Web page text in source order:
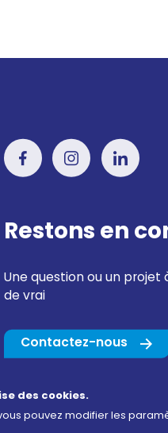
Restons en
Une question ou un
de vrai
Contactez-nous
des cookies.
pouvez modifier les